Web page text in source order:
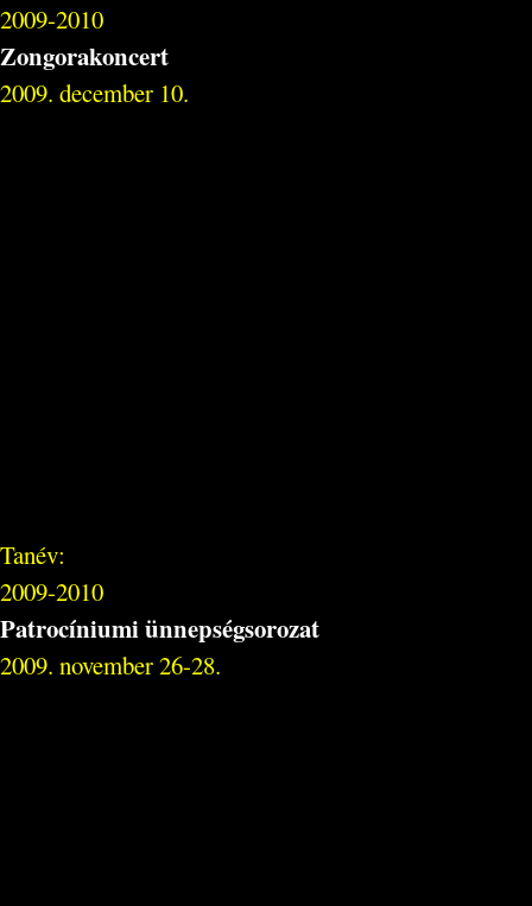
2009-2010
Zongorakoncert
2009. december 10.
Tanév:
2009-2010
Patrocíniumi ünnepségsorozat
2009. november 26-28.